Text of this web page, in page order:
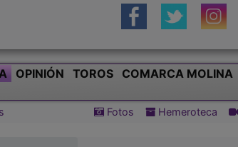
OPINIÓN TOROS
COMARCA MOLINA
Fotos Hemeroteca